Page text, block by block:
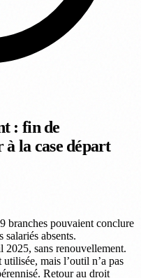
: fin de
la case départ
branches pouvaient conclure
absents.
sans renouvellement.
mais l’outil n’a pas
Retour au droit